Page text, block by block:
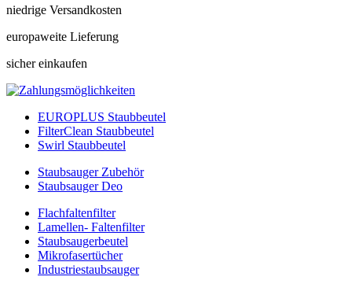
niedrige Versandkosten
europaweite Lieferung
sicher einkaufen
EUROPLUS Staubbeutel
FilterClean Staubbeutel
Swirl Staubbeutel
Staubsauger Zubehör
Staubsauger Deo
Flachfaltenfilter
Lamellen- Faltenfilter
Staubsaugerbeutel
Mikrofasertücher
Industriestaubsauger